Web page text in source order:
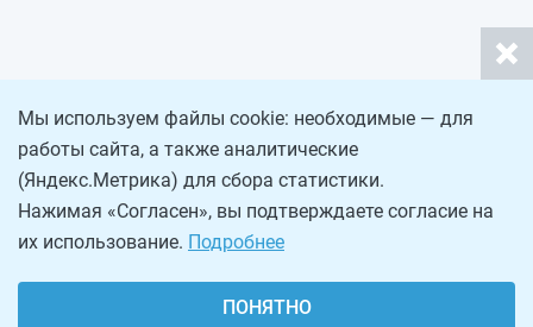
Мы используем файлы cookie: необходимые — для
работы сайта, а также аналитические
(Яндекс.Метрика) для сбора статистики.
Нажимая «Согласен», вы подтверждаете согласие на
их использование. Подробнее
ПОНЯТНО